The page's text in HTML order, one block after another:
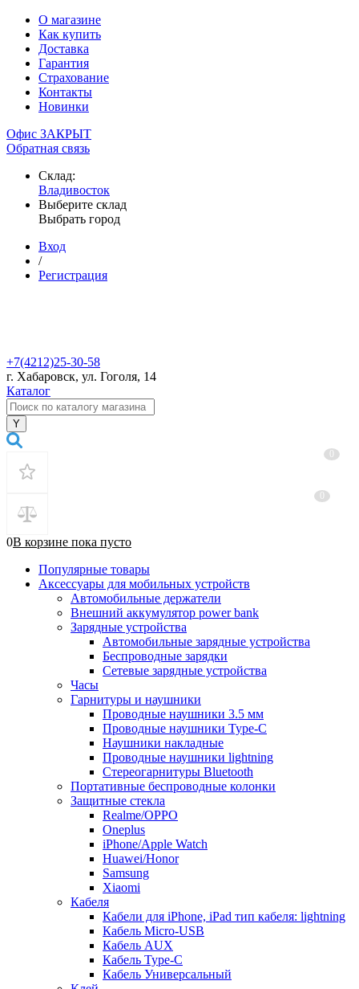
О магазине
Как купить
Доставка
Гарантия
Страхование
Контакты
Новинки
Офис ЗАКРЫТ
Обратная связь
Склад:
Владивосток
Выберите склад
Выбрать город
Вход
/
Регистрация
+7(4212)25-30-58
г. Хабаровск, ул. Гоголя, 14
Каталог
0В корзине пока пусто
Популярные товары
Аксессуары для мобильных устройств
Автомобильные держатели
Внешний аккумулятор power bank
Зарядные устройства
Автомобильные зарядные устройства
Беспроводные зарядки
Сетевые зарядные устройства
Часы
Гарнитуры и наушники
Проводные наушники 3.5 мм
Проводные наушники Type-C
Наушники накладные
Проводные наушники lightning
Стереогарнитуры Bluetooth
Портативные беспроводные колонки
Защитные стекла
Realme/OPPO
Oneplus
iPhone/Apple Watch
Huawei/Honor
Samsung
Xiaomi
Кабеля
Кабели для iPhone, iPad тип кабеля: lightning
Кабель Micro-USB
Кабель AUX
Кабель Type-C
Кабель Универсальный